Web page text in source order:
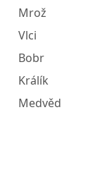
Mrož
Vlci
Bobr
Králík
Medvěd